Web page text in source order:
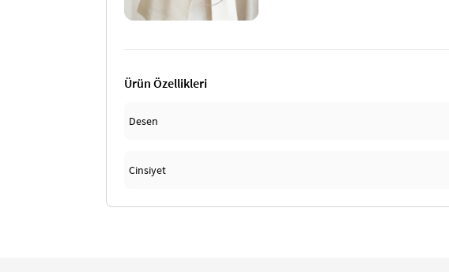
Ürün Özellikleri
Desen
Cinsiyet